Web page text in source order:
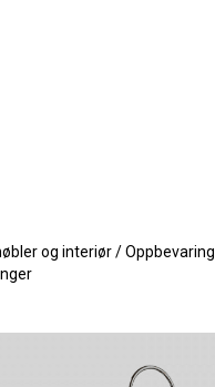
og interiør/Oppbevaring